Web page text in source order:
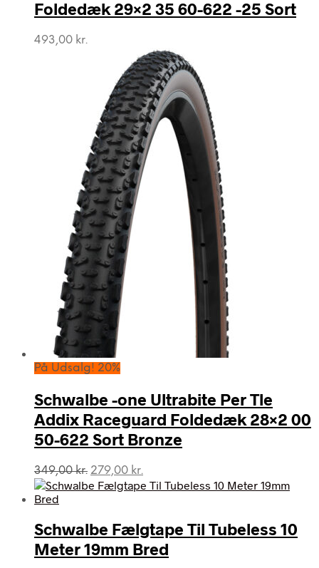
Foldedæk 29×2 35 60-622 -25 Sort
493,00 kr.
På Udsalg! 20%
Schwalbe -one Ultrabite Per Tle
Addix Raceguard Foldedæk 28×2 00
50-622 Sort Bronze
349,00kr. Den
oprindelige
349,00 kr..
279,00 kr.
aktuelle
279,00 kr..
Schwalbe Fælgtape Til Tubeless 10
Meter 19mm Bred